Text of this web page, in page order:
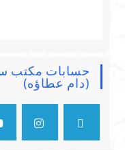
حسابات مكتب
(دام عطاؤه)